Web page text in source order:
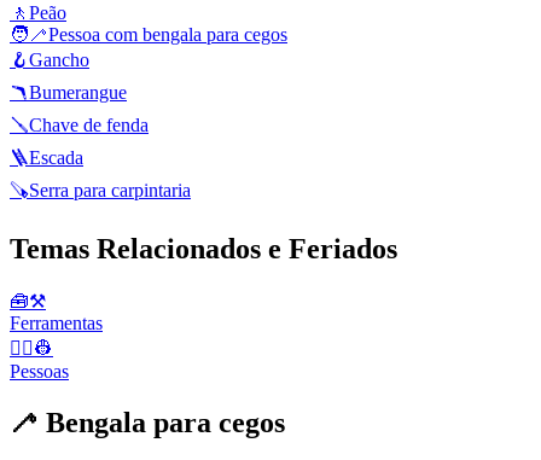
🚶 Peão
🧑‍🦯Pessoa com bengala para cegos
🪝Gancho
🪃Bumerangue
🪛Chave de fenda
🪜Escada
🪚Serra para carpintaria
Temas Relacionados e Feriados
🧰⚒️
Ferramentas
👨‍✈️👷
Pessoas
🦯 Bengala para cegos